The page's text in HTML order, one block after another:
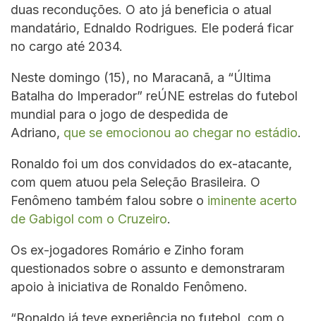
duas reconduções. O ato já beneficia o atual
mandatário, Ednaldo Rodrigues. Ele poderá ficar
no cargo até 2034.
Neste domingo (15), no Maracanã, a “Última
Batalha do Imperador” reÚNE estrelas do futebol
mundial para o jogo de despedida de
Adriano, que se emocionou ao chegar no estádio.
Ronaldo foi um dos convidados do ex-atacante,
com quem atuou pela Seleção Brasileira. O
Fenômeno também falou sobre o iminente acerto
de Gabigol com o Cruzeiro.
Os ex-jogadores Romário e Zinho foram
questionados sobre o assunto e demonstraram
apoio à iniciativa de Ronaldo Fenômeno.